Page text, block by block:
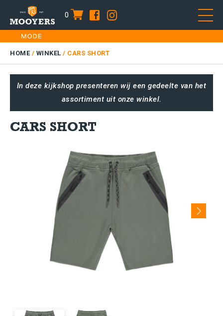
0 item
Skip
to
content
HOME
DAMES
KIDS
PLUS SIZE
HOME/ WINKEL / CARS SHORT
In deze kijkshop presenteren wij een gedeelte van het
assortiment uit onze winkel.
CARS SHORT
Next